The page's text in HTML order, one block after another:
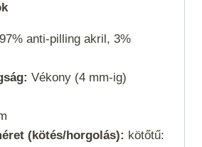
97% anti-pilling akril, 3%
Vékony (4 mm-ig)
(kötés/horgolás): kötőtű: